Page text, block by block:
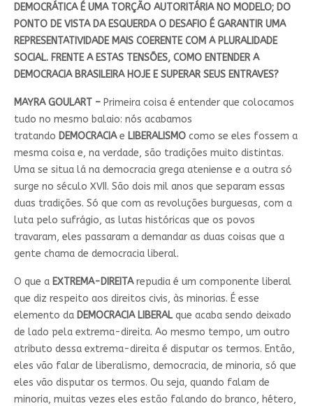
DEMOCRÁTICA É UMA TORÇÃO AUTORITÁRIA NO MODELO; DO
PONTO DE VISTA DA ESQUERDA O DESAFIO É GARANTIR UMA
REPRESENTATIVIDADE MAIS COERENTE COM A PLURALIDADE
SOCIAL. FRENTE A ESTAS TENSÕES, COMO ENTENDER A
DEMOCRACIA BRASILEIRA HOJE E SUPERAR SEUS ENTRAVES?
MAYRA GOULART –Primeira coisa é entender que colocamos
tudo no mesmo balaio: nós acabamos
tratando DEMOCRACIAe LIBERALISMOcomo se eles fossem a
mesma coisa e, na verdade, são tradições muito distintas.
Uma se situa lá na democracia grega ateniense e a outra só
surge no século XVII. São dois mil anos que separam essas
duas tradições. Só que com as revoluções burguesas, com a
luta pelo sufrágio, as lutas históricas que os povos
travaram, eles passaram a demandar as duas coisas que a
gente chama de democracia liberal.
O que aEXTREMA-DIREITArepudia é um componente liberal
que diz respeito aos direitos civis, às minorias. É esse
elemento daDEMOCRACIA LIBERALque acaba sendo deixado
de lado pela extrema-direita. Ao mesmo tempo, um outro
atributo dessa extrema-direita é disputar os termos. Então,
eles vão falar de liberalismo, democracia, de minoria, só que
eles vão disputar os termos. Ou seja, quando falam de
minoria, muitas vezes eles estão falando do branco, hétero,